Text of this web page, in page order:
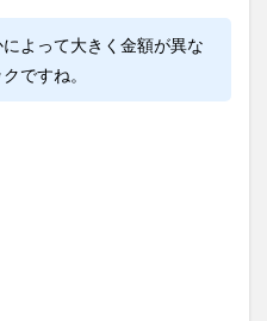
よって大きく金額が異な
ですね。